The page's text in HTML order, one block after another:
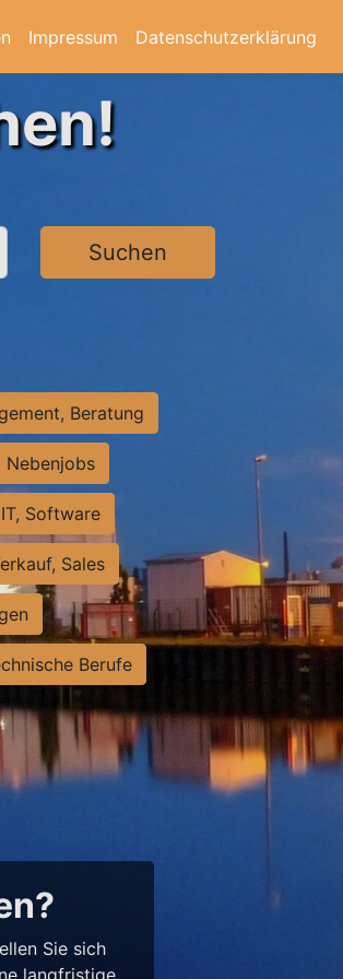
Impressum Datenschutzerklärung
Suchen
Beratung
IT, Software
Sales
Berufe
Sie sich